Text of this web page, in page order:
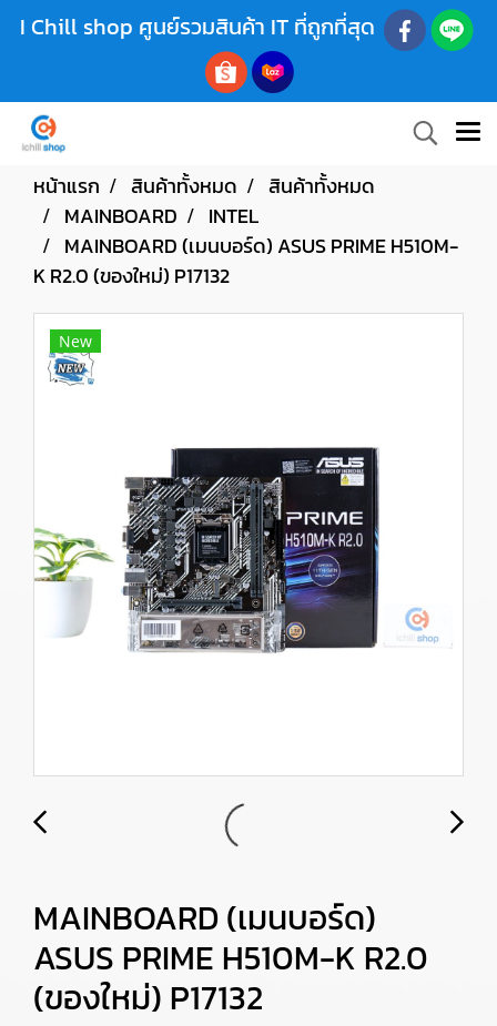
I Chill shop ศูนย์รวมสินค้า IT ที่ถูกที่สุด
หน้าแรก สินค้าทั้งหมด
สินค้าทั้งหมด
MAINBOARD
INTEL
MAINBOARD (เมนบอร์ด) ASUS PRIME H510M-
K R2.0 (ของใหม่) P17132
New
MAINBOARD (เมนบอร์ด)
ASUS PRIME H510M-K R2.0
(ของใหม่) P17132